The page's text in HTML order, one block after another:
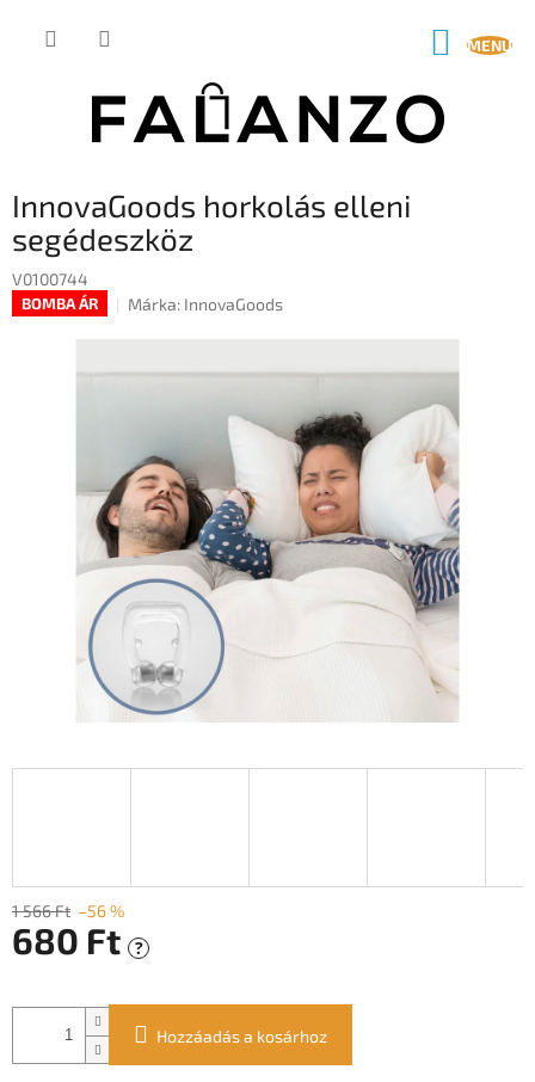
KOSÁR
InnovaGoods horkolás elleni
segédeszköz
V0100744
BOMBA ÁR Márka: InnovaGoods
1 566 Ft –56 %
680 Ft ?
Hozzáadás a kosárhoz